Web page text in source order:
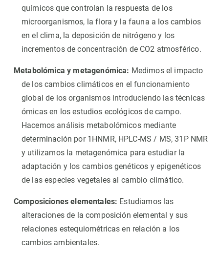
químicos que controlan la respuesta de los
microorganismos, la flora y la fauna a los cambios
en el clima, la deposición de nitrógeno y los
incrementos de concentración de CO2 atmosférico.
Metabolómica y metagenómica: Medimos el impacto
de los cambios climáticos en el funcionamiento
global de los organismos introduciendo las técnicas
ómicas en los estudios ecológicos de campo.
Hacemos análisis metabolómicos mediante
determinación por 1HNMR, HPLC-MS / MS, 31P NMR
y utilizamos la metagenómica para estudiar la
adaptación y los cambios genéticos y epigenéticos
de las especies vegetales al cambio climático.
Composiciones elementales: Estudiamos las
alteraciones de la composición elemental y sus
relaciones estequiométricas en relación a los
cambios ambientales.